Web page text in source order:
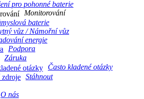
pro pohonné baterie
Monitorování
baterie
vůz / Námořní vůz
energie
Podpora
Záruka
Často kladené otázky
Stáhnout
O nás